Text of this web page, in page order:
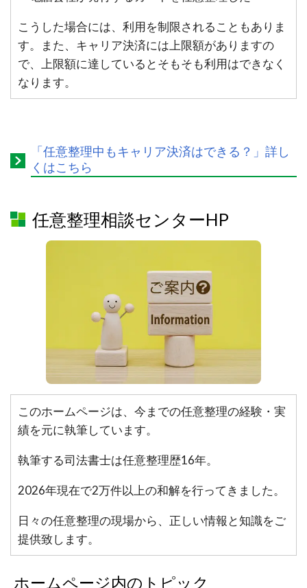
こうした場合には、利用を制限されることもありま
す。また、キャリア決済には上限額がありますの
で、上限額に達しているとそもそも利用はできなく
なります。
「任意整理中もキャリア決済はできる？」詳し
くはこちら
任意整理相談センターHP
このホームページは、今までの任意整理の経験・実
績を元に執筆しています。
執筆する司法書士は任意整理歴16年。
2026年現在で2万件以上の和解を行ってきました。
日々の任意整理の現場から、正しい情報と知識をご
提供致します。
ホームページ内のトピック